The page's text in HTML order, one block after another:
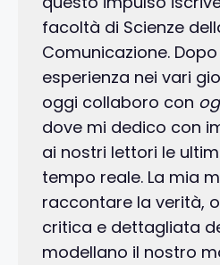
facoltà di Scienze
Comunicazione.
esperienza nei vari
oggi collaboro con
dove mi dedico con
ai nostri lettori le
tempo reale. La mia
raccontare la verità,
critica e dettagliata
modellano il nostro